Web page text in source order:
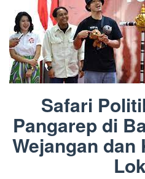
Safari
Pangarep di
Wejangan dan